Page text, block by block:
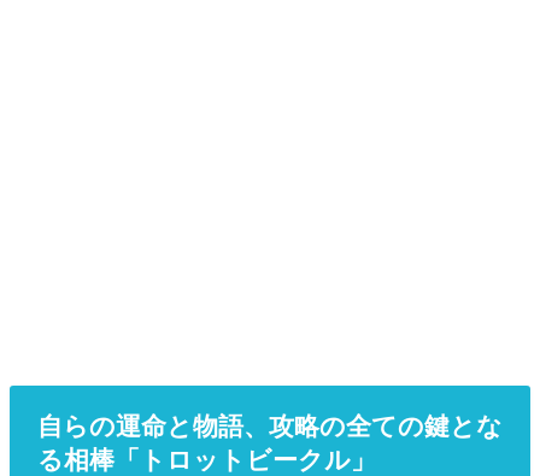
自らの運命と物語、攻略の全ての鍵とな
る相棒「トロットビークル」